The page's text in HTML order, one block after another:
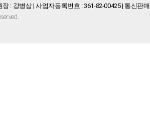
: 강병삼 | 사업자등록번호 : 361-82-00425 | 통신판